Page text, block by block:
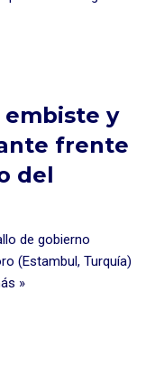
y
frente
del
de gobierno
(Estambul, Turquía)
»